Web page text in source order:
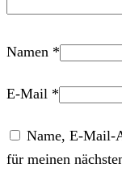
Namen *
E-Mail *
Name, E-Mail-
für meinen